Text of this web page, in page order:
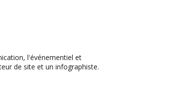
l'événementiel et
de site et un infographiste.